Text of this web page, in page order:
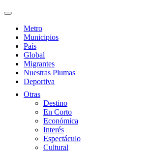
Metro
Municipios
País
Global
Migrantes
Nuestras Plumas
Deportiva
Otras
Destino
En Corto
Económica
Interés
Espectáculo
Cultural